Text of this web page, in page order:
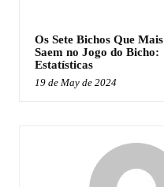
Os Sete Bichos Que Mais
Saem no Jogo do Bicho:
Estatísticas
19 de May de 2024